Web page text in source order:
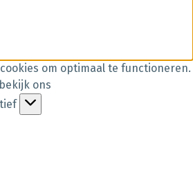
om optimaal te functioneren.
ons